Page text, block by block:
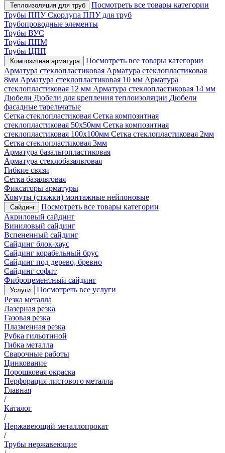
Теплоизоляция для труб
Посмотреть все товары категории
Трубы ППУСкорлупа ППУ для труб
Трубопроводные элементы
Трубы ВУС
Трубы ППМ
Трубы ЦПП
Композитная арматура
Посмотреть все товары категории
Арматура стеклопластиковая Арматура стеклопластиковая
8мм Арматура стеклопластиковая 10 мм Арматура
стеклопластиковая 12 мм Арматура стеклопластиковая 14 мм
Дюбели Дюбели для крепления теплоизоляции Дюбели
фасадные тарельчатые
Сетка стеклопластиковая Сетка композитная
стеклопластиковая 50х50мм Сетка композитная
стеклопластиковая 100х100мм Сетка стеклопластиковая 2мм
Сетка стеклопластиковая 3мм
Арматура базальтопластиковая
Арматура стеклобазальтовая
Гибкие связи
Сетка базальтовая
Фиксаторы арматуры
Хомуты (стяжки) монтажные нейлоновые
Сайдинг
Посмотреть все товары категории
Акриловый сайдинг
Виниловый сайдинг
Вспененный сайдинг
Сайдинг блок-хаус
Сайдинг корабельный брус
Сайдинг под дерево, бревно
Сайдинг софит
Фиброцементный сайдинг
Услуги
Посмотреть все услуги
Резка металла
Лазерная резка
Газовая резка
Плазменная резка
Рубка гильотиной
Гибка металла
Сварочные работы
Цинкование
Порошковая окраска
Перфорация листового металла
Главная
/
Каталог
/
Нержавеющий металлопрокат
/
Трубы нержавеющие